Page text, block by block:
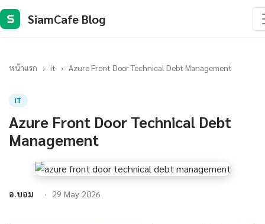
S SiamCafe Blog
หน้าแรก › it › Azure Front Door Technical Debt Management
IT
Azure Front Door Technical Debt
Management
อ.บอม 29 May 2026